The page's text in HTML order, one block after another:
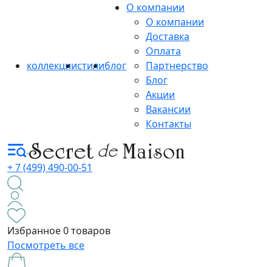
коллекциистилиблог
О компании
О компании
Доставка
Оплата
Партнерство
Блог
Акции
Вакансии
Контакты
+ 7 (499) 490-00-51
Избранное0 товаров
Посмотреть все